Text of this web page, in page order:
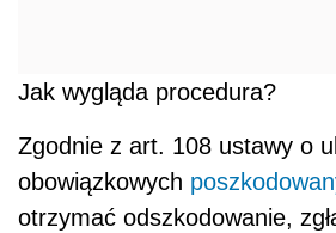
Jak wygląda procedura?
Zgodnie z art. 108 ustawy o
obowiązkowych
otrzymać odszkodowanie,